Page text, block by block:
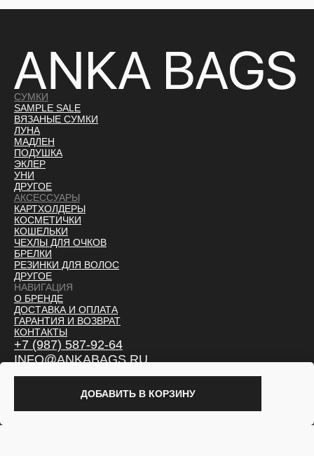
ДОБАВИТЬ В КОРЗИНУ
СУМКИ
SAMPLE SALE
ВЯЗАНЫЕ СУМКИ
ЛУНА
МАДЛЕН
ПОДУШКА
ЭКЛЕР
УНИ
ДРУГОЕ
АКСЕССУАРЫ
КАРТХОЛДЕРЫ
КОСМЕТИЧКИ
КОШЕЛЬКИ
ЧЕХЛЫ ДЛЯ ОЧКОВ
БРЕЛКИ
РЕЗИНКИ ДЛЯ ВОЛОС
ДРУГОЕ
НАВИГАЦИЯ
О БРЕНДЕ
ДОСТАВКА И ОПЛАТА
ГАРАНТИЯ И ВОЗВРАТ
КОНТАКТЫ
+7 (987) 587-92-64
INFO@ANKABAGS.RU
2026
ТОРГОВЫЙ ЗНАК 1 144 616 ЗАРЕГИСТРИРОВАН 01.09.25